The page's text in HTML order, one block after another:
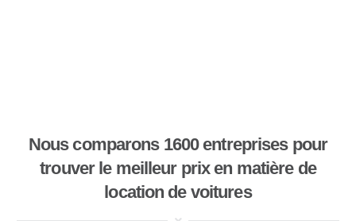
Nous comparons 1600 entreprises pour
trouver le meilleur prix en matière de
location de voitures